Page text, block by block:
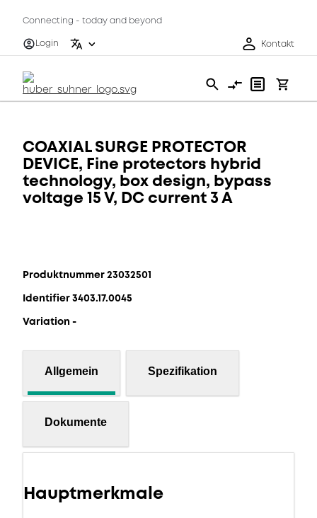
Connecting - today and beyond
Login
Kontakt
COAXIAL SURGE PROTECTOR
DEVICE, Fine protectors hybrid
technology, box design, bypass
voltage 15 V, DC current 3 A
Produktnummer 23032501
Identifier 3403.17.0045
Variation -
Allgemein Spezifikation
Dokumente
Hauptmerkmale